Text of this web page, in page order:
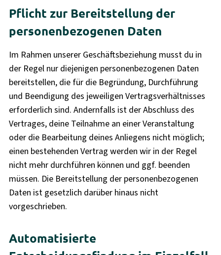
Pflicht zur Bereitstellung der
personenbezogenen Daten
Im Rahmen unserer Geschäftsbeziehung musst du in
der Regel nur diejenigen personenbezogenen Daten
bereitstellen, die für die Begründung, Durchführung
und Beendigung des jeweiligen Vertragsverhältnisses
erforderlich sind. Andernfalls ist der Abschluss des
Vertrages, deine Teilnahme an einer Veranstaltung
oder die Bearbeitung deines Anliegens nicht möglich;
einen bestehenden Vertrag werden wir in der Regel
nicht mehr durchführen können und ggf. beenden
müssen. Die Bereitstellung der personenbezogenen
Daten ist gesetzlich darüber hinaus nicht
vorgeschrieben.
Automatisierte